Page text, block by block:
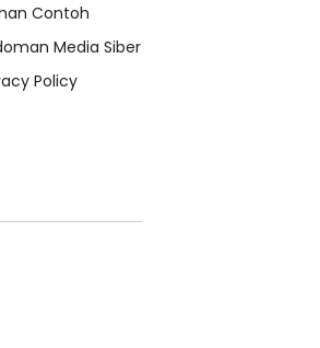
Contoh
Media Siber
Policy